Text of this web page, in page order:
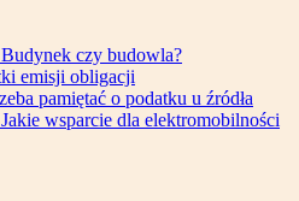
czy budowla?
emisji obligacji
pamiętać o podatku u źródła
wsparcie dla elektromobilności